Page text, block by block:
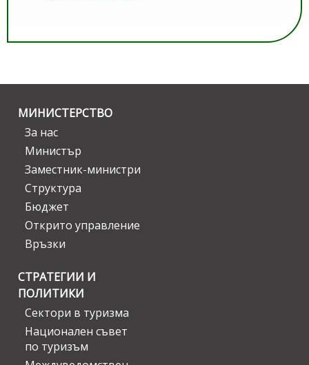
МИНИСТЕРСТВО
За нас
Министър
Заместник-министри
Структура
Бюджет
Открито управление
Връзки
СТРАТЕГИИ И
ПОЛИТИКИ
Сектори в туризма
Национален съвет
по туризъм